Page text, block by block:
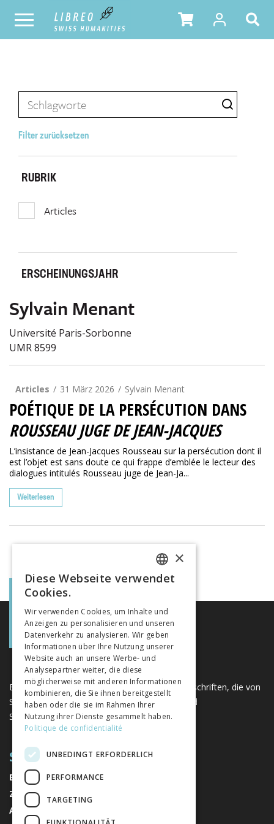
Filter zurücksetzen
RUBRIK
Articles
ERSCHEINUNGSJAHR
Sylvain Menant
Université Paris-Sorbonne
UMR 8599
Articles 31 März 2026 Sylvain Menant
POÉTIQUE DE LA PERSÉCUTION DANS
ROUSSEAU JUGE DE JEAN-JACQUES
L’insistance de Jean-Jacques Rousseau sur la persécution dont il
est l’objet est sans doute ce qui frappe d’emblée le lecteur des
dialogues intitulés Rousseau juge de Jean-Ja...
Weiterlesen
Eine einzigartige Plattform für Bücher und Zeitschriften, die von
Schweizer Verlagen im Bereich der Geistes- und
Sozialwissenschaften herausgegeben werden.
SITEMAP
BÜCHER
ZEITSCHRIFTEN
AUTOREN
FRENCH
ITALIAN
×
Diese Webseite verwendet
Cookies.
Wir verwenden Cookies, um Inhalte und
Anzeigen zu personalisieren und unseren
Datenverkehr zu analysieren. Wir geben
Informationen über Ihre Nutzung unserer
Website auch an unsere Werbe- und
Analysepartner weiter, die diese
möglicherweise mit anderen Informationen
kombinieren, die Sie ihnen bereitgestellt
haben oder die sie im Rahmen Ihrer
Nutzung ihrer Dienste gesammelt haben.
Politique de confidentialité
UNBEDINGT ERFORDERLICH
PERFORMANCE
TARGETING